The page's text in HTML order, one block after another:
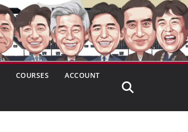
COURSES ACCOUNT